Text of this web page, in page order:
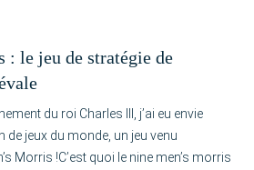
: le jeu de stratégie de
du roi Charles III, j’ai eu envie
de jeux du monde, un jeu venu
Morris !C’est quoi le nine men’s morris